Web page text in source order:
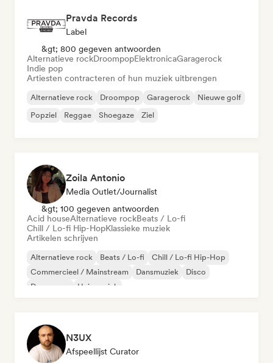
Pravda Records
Label
&gt; 800 gegeven antwoorden
Alternatieve rockDroompopElektronicaGaragerock
Indie pop
Artiesten contracteren of hun muziek uitbrengen
Alternatieve rock Droompop Garagerock
Nieuwe golf
Popziel
Reggae Shoegaze Ziel
Zoila Antonio
Media Outlet/Journalist
&gt; 100 gegeven antwoorden
Acid houseAlternatieve rockBeats / Lo-fi
Chill / Lo-fi Hip-HopKlassieke muziek
Artikelen schrijven
Alternatieve rock Beats / Lo-fi
Chill / Lo-fi Hip-Hop
Commercieel / Mainstream
Dansmuziek
Disco
Droompop
Huismuziek
N3UX
Afspeellijst Curator